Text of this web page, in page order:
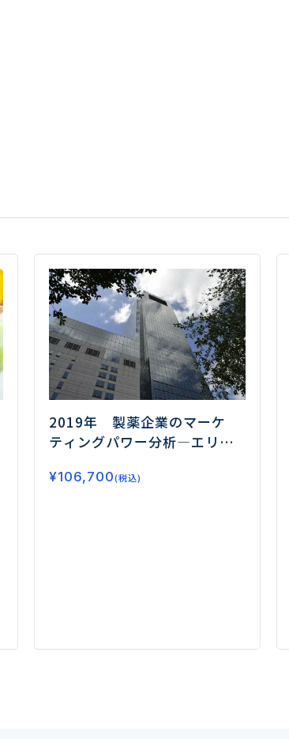
2019年 製薬企業のマーケ
ティングパワー分析―エリア
デジタルチャネルの強化を図
¥106,700(税込)